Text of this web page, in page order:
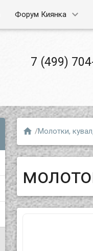
Форум Киянка
7 (499)
 /Молотки,